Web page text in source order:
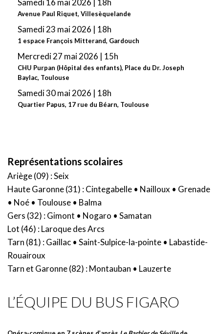
Samedi 16 mai 2026 | 18h
Avenue Paul Riquet, Villesèquelande
Samedi 23 mai 2026 | 18h
1 espace François Mitterand, Gardouch
Mercredi 27 mai 2026 | 15h
CHU Purpan (Hôpital des enfants), Place du Dr. Joseph
Baylac, Toulouse
Samedi 30 mai 2026 | 18h
Quartier Papus, 17 rue du Béarn, Toulouse
Représentations scolaires
Ariège (09) : Seix
Haute Garonne (31) : Cintegabelle • Nailloux • Grenade
• Noé • Toulouse • Balma
Gers (32) : Gimont • Nogaro • Samatan
Lot (46) : Laroque des Arcs
Tarn (81) : Gaillac • Saint-Sulpice-la-pointe • Labastide-
Rouairoux
Tarn et Garonne (82) : Montauban • Lauzerte
L’ÉQUIPE DU BUS FIGARO